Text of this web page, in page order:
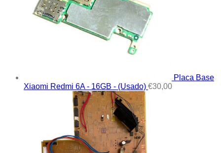
Placa Base
Xiaomi Redmi 6A - 16GB - (Usado) €30,00